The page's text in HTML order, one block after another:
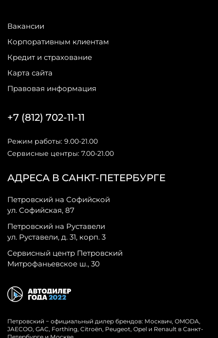
Вакансии
Корпоративным клиентам
Кредит и страхование
Карта сайта
Правовая информация
АДРЕСА В САНКТ-ПЕТЕРБУРГЕ
Петровский на Софийской
ул. Софийская, 87
Петровский на Руставели
ул. Руставели, д. 31, корп. 3
Сервисный центр Петровский
Митрофаньевское ш., 30
+7 (812) 702-11-11
Режим работы: 9.00-21.00
Сервисные центры: 7.00-21.00
Петровский − официальный дилер брендов: Москвич, OMODA,
JAECOO, GAC, Forthing, Citroёn, Peugeot, Opel и Renault в Санкт-